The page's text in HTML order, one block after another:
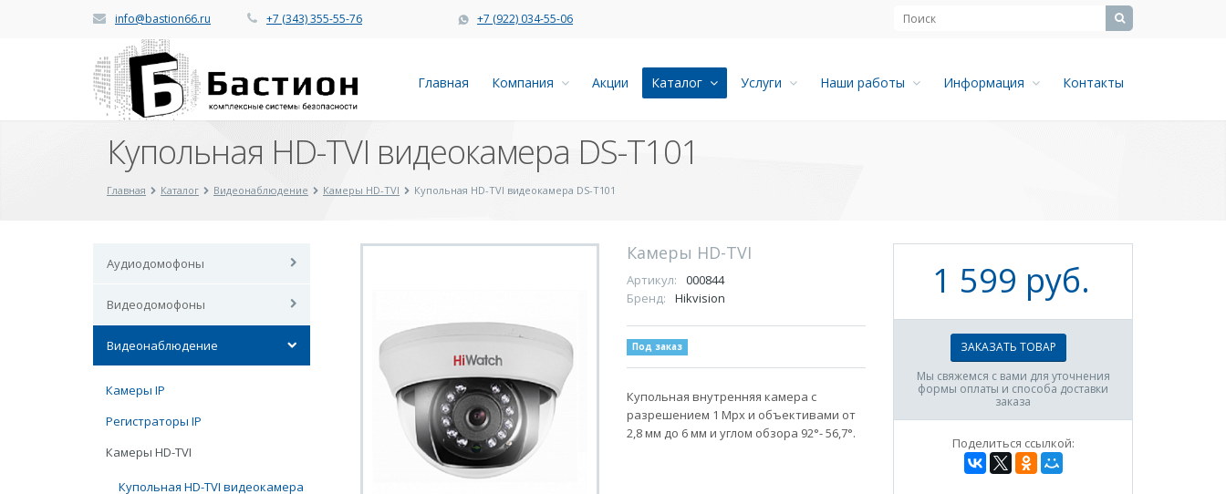
info@bastion66.ru +7 (343) 355-55-76 +7 (922) 034-55-06
Главная Компания Акции Каталог Услуги Наши работы Информация Контакты
Купольная HD-TVI видеокамера DS-T101
Главная Каталог Видеонаблюдение Камеры HD-TVI Купольная HD-TVI видеокамера DS-T101
Аудиодомофоны
Видеодомофоны
Видеонаблюдение
Камеры IP
Регистраторы IP
Камеры HD-TVI
Купольная HD-TVI видеокамера
Камеры HD-TVI
Артикул:
000844
Бренд:
Hikvision
Под заказ
Купольная внутренняя камера с
разрешением 1 Mpx и объективами от
2,8 мм до 6 мм и углом обзора 92°- 56,7°.
1 599 руб.
ЗАКАЗАТЬ ТОВАР
Мы свяжемся с вами для уточнения
формы оплаты и способа доставки
заказа
Поделиться ссылкой: